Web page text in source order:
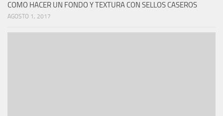
COMO HACER UN FONDO Y TEXTURA CON SELLOS CASEROS
AGOSTO 1, 2017